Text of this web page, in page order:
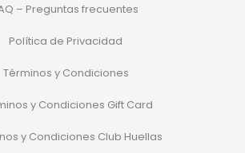
– Preguntas frecuentes
Política de Privacidad
Términos y Condiciones
y Condiciones Gift Card
y Condiciones Club Huellas